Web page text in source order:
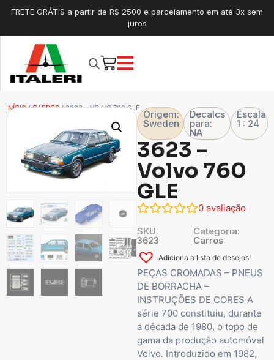
FRETE GRÁTIS a partir de R$ 2500 e parcelamento em até 3x sem
juros
INÍCIO/CARROS/ 3623 – VOLVO 760 GLE
Origem:
Sweden
Decalcs
para:
NA
Escala
1 : 24
3623 –
Volvo 760
GLE
0 avaliação
SKU:
3623
Categoria:
Carros
Adiciona a lista de desejos!
PEÇAS CROMADAS – PNEUS
DE BORRACHA –
INSTRUÇÕES DE CORES A
série 700 constituiu, durante
a década de 1980, o topo de
gama da produção automóvel
Volvo. Introduzido em 1982,